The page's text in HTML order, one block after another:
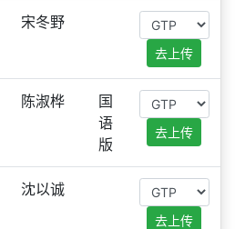
宋冬野
去上传
陈淑桦
国
语
版
去上传
沈以诚
去上传